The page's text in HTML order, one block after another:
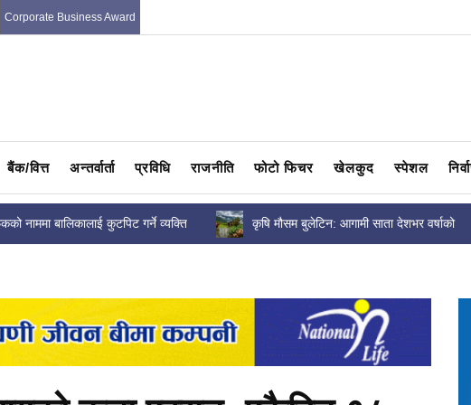
Corporate Business Award
बैंक/वित्त अन्तर्वार्ता प्रविधि राजनीति फोटो फिचर खेलकुद स्पेशल
बुलेटिन: आगामी साता देशभर वर्षाको
तामाकोशी पाँचौं जलविद्युत आयोजनाको निर्माण कार्य